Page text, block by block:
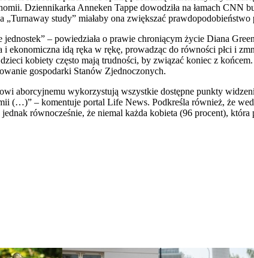
Dziennikarka Anneken Tappe dowodziła na łamach CNN
„Turnaway study” miałaby ona zwiększać
jednostek” – powiedziała o prawie chroniącym życie Diana
i ekonomiczna idą ręka w rękę, prowadząc do równości płci i
kobiety często mają trudności, by związać koniec z
gospodarki Stanów Zjednoczonych.
aborcyjnemu wykorzystują wszystkie dostępne punkty
(…)” – komentuje portal Life News. Podkreśla również, że
równocześnie, że niemal każda kobieta (96 procent),